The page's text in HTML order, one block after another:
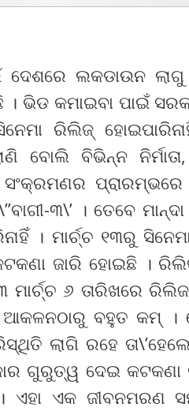
ଲକଡାଉନ ଲାଗୁ
କମାଇବା ପାଇଁ
ରିଲିଜ୍
ବୋଲି ବିଭିନ୍ନ
୩\’ । ତେବେ
। ମାର୍ଚ୍ଚ ୧୩ରୁ
ଜାରି ହୋଇଛି ।
ମାର୍ଚ୍ଚ ୬ ତାରିଖରେ
ବହୁତ କମ୍ ।
ଲାଗି ରହେ
ଗୁରୁତ୍ୱ ଦେଇ କଟକଣା
ଏହା ଏକ ଜୀବନମରଣ